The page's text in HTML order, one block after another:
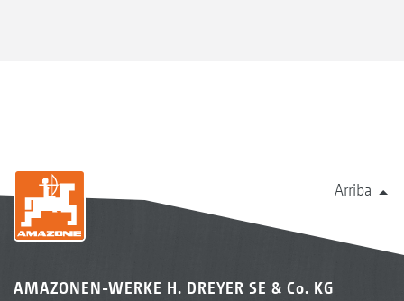
Arriba
AMAZONEN-WERKE H. DREYER SE & Co. KG